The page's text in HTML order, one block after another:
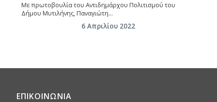
Με πρωτοβουλία του Αντιδημάρχου Πολιτισμού του
Δήμου Μυτιλήνης, Παναγιώτη…
6 Απριλίου 2022
ΕΠΙΚΟΙΝΩΝΙΑ